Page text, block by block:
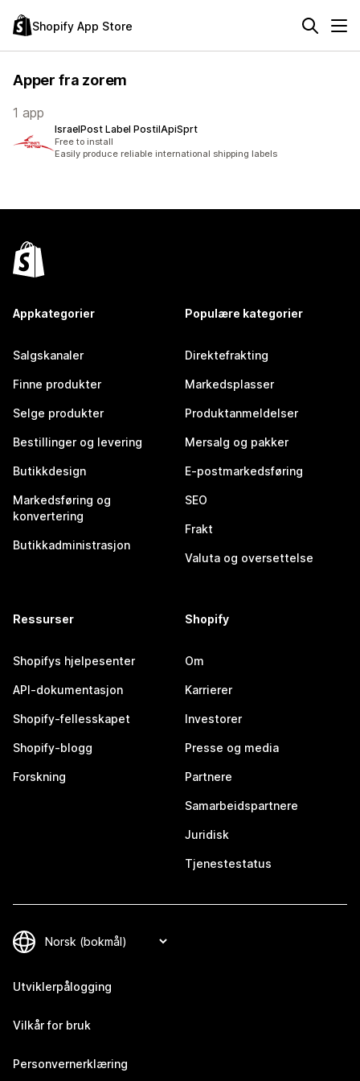
Shopify App Store
Apper fra zorem
1 app
IsraelPost Label PostilApiSprt
Free to install
Easily produce reliable international shipping labels
Appkategorier
Salgskanaler
Finne produkter
Selge produkter
Bestillinger og levering
Butikkdesign
Markedsføring og
konvertering
Butikkadministrasjon
Populære kategorier
Direktefrakting
Markedsplasser
Produktanmeldelser
Mersalg og pakker
E-postmarkedsføring
SEO
Frakt
Valuta og oversettelse
Ressurser
Shopifys hjelpesenter
API-dokumentasjon
Shopify-fellesskapet
Shopify-blogg
Forskning
Shopify
Om
Karrierer
Investorer
Presse og media
Partnere
Samarbeidspartnere
Juridisk
Tjenestestatus
Utviklerpålogging
Vilkår for bruk
Personvernerklæring